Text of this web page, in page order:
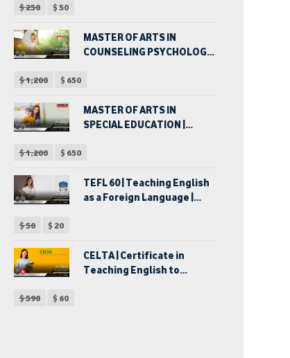
$250 $50
MASTER OF ARTS IN
COUNSELING PSYCHOLOGY
$1,200 $650
MASTER OF ARTS IN
SPECIAL EDUCATION |
$1,200 $650
TEFL 60 | Teaching English
as a Foreign Language |
دبلوم تدريس اللغة الإنجليزية
لغير الناطقين بها
$50 $20
CELTA | Certificate in
Teaching English to
$590 $60